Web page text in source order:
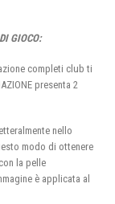
GIOCO:
completi club ti
presenta 2
nello
modo di ottenere
la pelle
è applicata al